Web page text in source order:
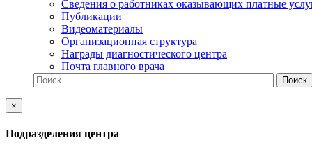
Сведения о работниках оказывающих платные
Публикации
Видеоматериалы
Организационная структура
Награды диагностического центра
Почта главного врача
×
Подразделения центра